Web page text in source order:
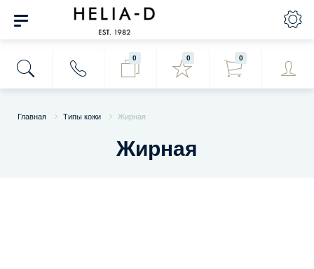
0 0 0
Главная Типы кожи Жирная
Жирная